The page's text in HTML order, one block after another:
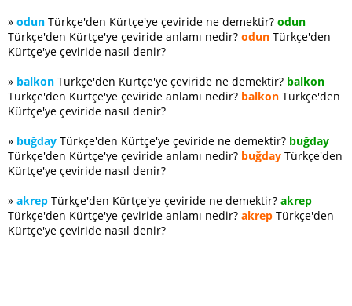
» odun Türkçe'den Kürtçe'ye çeviride ne demektir? odun
Türkçe'den Kürtçe'ye çeviride anlamı nedir? odun Türkçe'den
Kürtçe'ye çeviride nasıl denir?
» balkon Türkçe'den Kürtçe'ye çeviride ne demektir? balkon
Türkçe'den Kürtçe'ye çeviride anlamı nedir? balkon Türkçe'den
Kürtçe'ye çeviride nasıl denir?
» buğday Türkçe'den Kürtçe'ye çeviride ne demektir? buğday
Türkçe'den Kürtçe'ye çeviride anlamı nedir? buğday Türkçe'den
Kürtçe'ye çeviride nasıl denir?
» akrep Türkçe'den Kürtçe'ye çeviride ne demektir? akrep
Türkçe'den Kürtçe'ye çeviride anlamı nedir? akrep Türkçe'den
Kürtçe'ye çeviride nasıl denir?